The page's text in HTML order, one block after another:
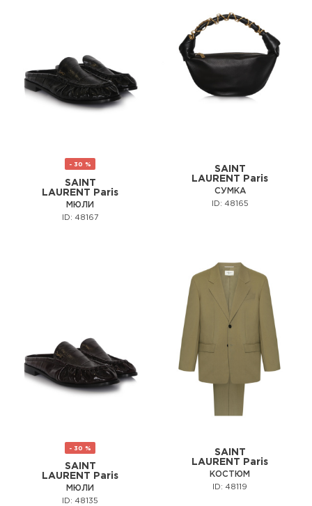
- 30 %
SAINT
LAURENT Paris
МЮЛИ
ID: 48167
SAINT
LAURENT Paris
СУМКА
ID: 48165
- 30 %
SAINT
LAURENT Paris
МЮЛИ
ID: 48135
SAINT
LAURENT Paris
КОСТЮМ
ID: 48119